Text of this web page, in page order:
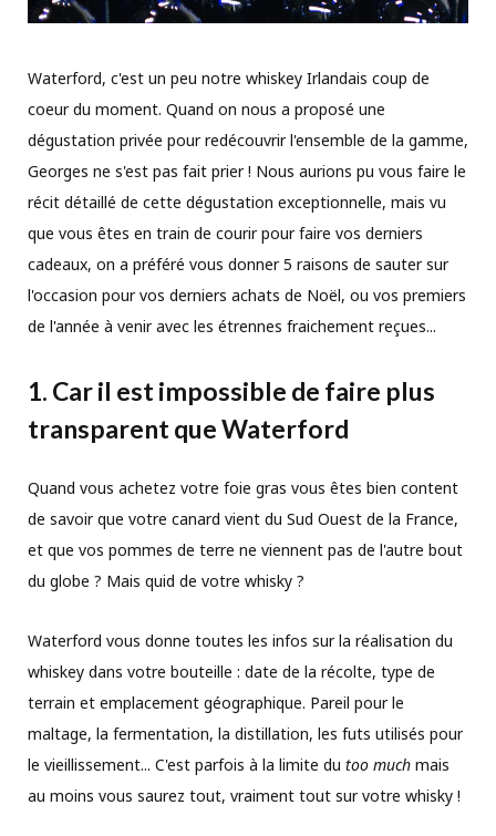
Waterford, c'est un peu notre whiskey Irlandais coup de
coeur du moment. Quand on nous a proposé une
dégustation privée pour redécouvrir l'ensemble de la gamme,
Georges ne s'est pas fait prier ! Nous aurions pu vous faire le
récit détaillé de cette dégustation exceptionnelle, mais vu
que vous êtes en train de courir pour faire vos derniers
cadeaux, on a préféré vous donner 5 raisons de sauter sur
l'occasion pour vos derniers achats de Noël, ou vos premiers
de l'année à venir avec les étrennes fraichement reçues...
1. Car il est impossible de faire plus
transparent que Waterford
Quand vous achetez votre foie gras vous êtes bien content
de savoir que votre canard vient du Sud Ouest de la France,
et que vos pommes de terre ne viennent pas de l'autre bout
du globe ? Mais quid de votre whisky ?
Waterford vous donne toutes les infos sur la réalisation du
whiskey dans votre bouteille : date de la récolte, type de
terrain et emplacement géographique. Pareil pour le
maltage, la fermentation, la distillation, les futs utilisés pour
le vieillissement... C'est parfois à la limite du too much mais
au moins vous saurez tout, vraiment tout sur votre whisky !